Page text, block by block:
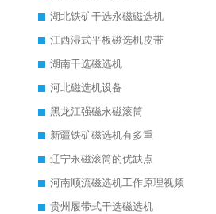
湖北铁矿干选永磁磁选机
江西湿式平板磁选机皮带
湖南干选磁选机
河北磁选机设备
黑龙江强磁永磁滚筒
新疆铁矿磁选机有多重
辽宁永磁滚筒的优缺点
河南顺流磁选机工作原理视频
贵州履带式干选磁选机